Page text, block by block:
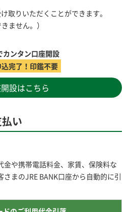
取りいただくことができます。
ません。）
カンタン口座開設
完了！印鑑不要
設はこちら
い
金や携帯電話料金、家賃、保険料な
まのJRE BANK口座から自動的に引